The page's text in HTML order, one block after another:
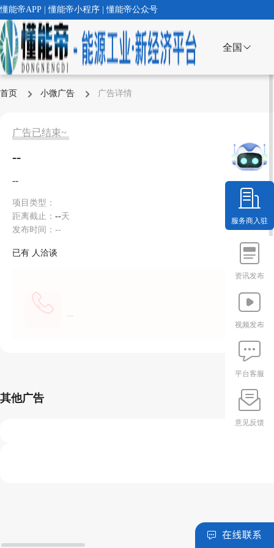
懂能帝APP | 懂能帝小程序 | 懂能帝公众号
全国
服务商入驻
资讯发布
视频发布
平台客服
意见反馈
首页 小微广告 广告详情
广告已结束~
--
--
项目类型：
距离截止： --天
发布时间：--
已有 人洽谈
--
其他广告